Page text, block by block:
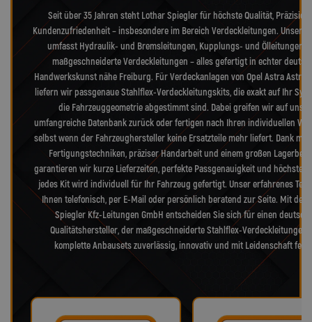
Seit über 35 Jahren steht Lothar Spiegler für höchste Qualität, Präzision
Kundenzufriedenheit – insbesondere im Bereich Verdeckleitungen. Unser
umfasst Hydraulik- und Bremsleitungen, Kupplungs- und Ölleitungen
maßgeschneiderte Verdeckleitungen – alles gefertigt in echter
Handwerkskunst nähe Freiburg. Für Verdeckanlagen von Opel Astra Astra-
liefern wir passgenaue Stahlflex-Verdeckleitungskits, die exakt auf Ihr
die Fahrzeuggeometrie abgestimmt sind. Dabei greifen wir auf
umfangreiche Datenbank zurück oder fertigen nach Ihren individuellen
selbst wenn der Fahrzeughersteller keine Ersatzteile mehr liefert. Dank
Fertigungstechniken, präziser Handarbeit und einem großen
garantieren wir kurze Lieferzeiten, perfekte Passgenauigkeit und höchste
jedes Kit wird individuell für Ihr Fahrzeug gefertigt. Unser erfahrenes
Ihnen telefonisch, per E-Mail oder persönlich beratend zur Seite. Mit der
Spiegler Kfz-Leitungen GmbH entscheiden Sie sich für einen
Qualitätshersteller, der maßgeschneiderte Stahlflex-Verdeckleitungen
komplette Anbausets zuverlässig, innovativ und mit Leidenschaft